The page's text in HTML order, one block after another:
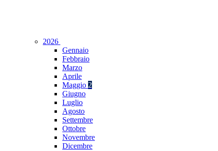
2026
Gennaio
Febbraio
Marzo
Aprile
Maggio 2
Giugno
Luglio
Agosto
Settembre
Ottobre
Novembre
Dicembre